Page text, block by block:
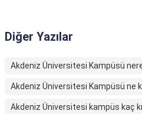
Diğer Yazılar
Akdeniz Üniversitesi Kampüsü
Akdeniz Üniversitesi Kampüsü ne
Akdeniz Üniversitesi kampüs kaç